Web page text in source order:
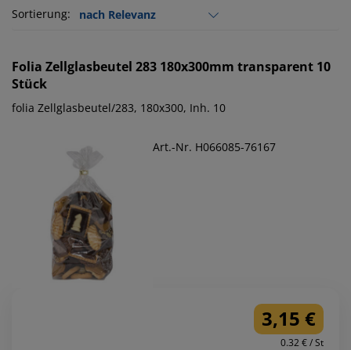
Sortierung:
Folia Zellglasbeutel 283 180x300mm transparent 10
Stück
folia Zellglasbeutel/283, 180x300, Inh. 10
Art.-Nr. H066085-76167
3,15 €
0.32 € / St